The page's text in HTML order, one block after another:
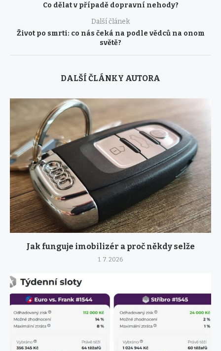
Co dělat v případě dopravní nehody?
Další článek
Život po smrti: co nás čeká na podle vědců na onom
světě?
DALŠÍ ČLÁNKY AUTORA
Jak funguje imobilizér a proč někdy selže
1. 7. 2026